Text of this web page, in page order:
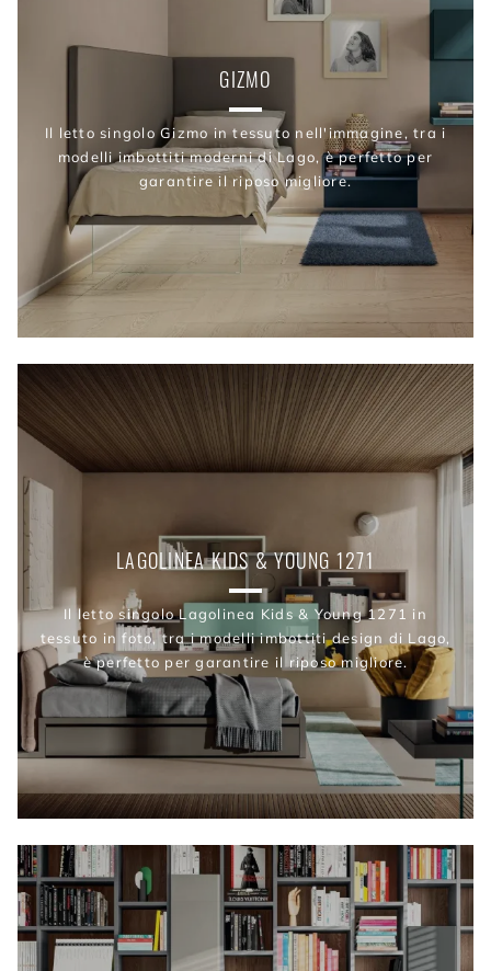
GIZMO
Il letto singolo Gizmo in tessuto nell'immagine, tra i
modelli imbottiti moderni di Lago, è perfetto per
garantire il riposo migliore.
LAGOLINEA KIDS & YOUNG 1271
Il letto singolo Lagolinea Kids & Young 1271 in
tessuto in foto, tra i modelli imbottiti design di Lago,
è perfetto per garantire il riposo migliore.